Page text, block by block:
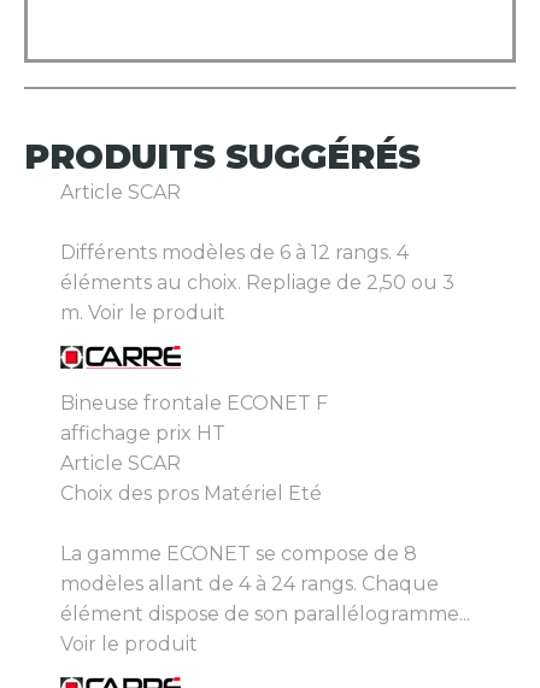
PRODUITS SUGGÉRÉS
Article SCAR
Différents modèles de 6 à 12 rangs. 4
éléments au choix. Repliage de 2,50 ou 3
m. Voir le produit
Bineuse frontale ECONET F
affichage prix HT
Article SCAR
Choix des pros Matériel Eté
La gamme ECONET se compose de 8
modèles allant de 4 à 24 rangs. Chaque
élément dispose de son parallélogramme...
Voir le produit